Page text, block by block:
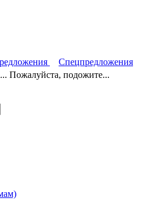
Спецпредложения
Пожалуйста, подожите...